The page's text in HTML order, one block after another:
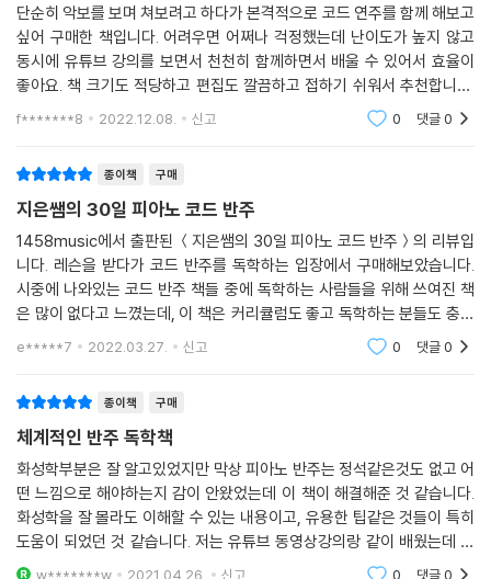
단순히 악보를 보며 쳐보려고 하다가 본격적으로 코드 연주를 함께 해보고
싶어 구매한 책입니다. 어려우면 어쩌나 걱정했는데 난이도가 높지 않고
동시에 유튜브 강의를 보면서 천천히 함께하면서 배울 수 있어서 효율이
좋아요. 책 크기도 적당하고 편집도 깔끔하고 접하기 쉬워서 추천합니다.
아직 시작 단계지만 꾸준히 포기하지 않고 배워서 잘 연주해나가고 싶어
f*******8 2022.12.08. 신고 0 댓글0
종이책 구매
지은쌤의 30일 피아노 코드 반주
1458music에서 출판된 ＜지은쌤의 30일 피아노 코드 반주＞의 리뷰입
니다. 레슨을 받다가 코드 반주를 독학하는 입장에서 구매해보았습니다.
시중에 나와있는 코드 반주 책들 중에 독학하는 사람들을 위해 쓰여진 책
은 많이 없다고 느꼈는데, 이 책은 커리큘럼도 좋고 독학하는 분들도 충분
히 어느 수준까지는 반주를 완성할 수 있게끔 만들어준다고 생각합니다.
e*****7 2022.03.27. 신고 0 댓글0
종이책 구매
체계적인 반주 독학책
화성학부분은 잘 알고있었지만 막상 피아노 반주는 정석같은것도 없고 어
떤 느낌으로 해야하는지 감이 안왔었는데 이 책이 해결해준 것 같습니다.
화성학을 잘 몰라도 이해할 수 있는 내용이고, 유용한 팁같은 것들이 특히
도움이 되었던 것 같습니다. 저는 유튜브 동영상강의랑 같이 배웠는데 훨
씬 이해도 잘되고 체계적으로 배울 수 있어서 좋았습니다. 초보자도 부담
w*******w 2021.04.26. 신고 0 댓글0